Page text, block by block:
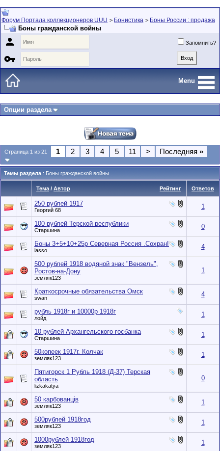
Форум Портала коллекционеров UUU > Бонистика > Боны России : продажа
Боны гражданской войны
 Запомнить?

Menu
Опции раздела
Страница 1 из 21 1 2 3 4 5 11 > Последняя »
Темы раздела : Боны гражданской войны
Рейтинг
Тема / Автор Ответов
250 рублей 1917
Георгий 68 1
100 рублей Терской республики
Старшина 0
Боны 3+5+10+25р Северная Россия .Сохран!
lasso 4
500 рублей 1918 водяной знак "Вензель",
Ростов-на-Дону
земляк123
1
Краткосрочные обязательства Омск
swan 4
рубль 1918г и 10000р 1918г
лойд 1
10 рублей Архангельского госбанка
Старшина 1
50копеек 1917г. Колчак
земляк123 1
Пятигорск 1 Рубль 1918 (Д-37) Терская
область
lizkakatya
0
50 карбованцiв
земляк123 1
500рублей 1918год
земляк123 1
1000рублей 1918год
земляк123 1